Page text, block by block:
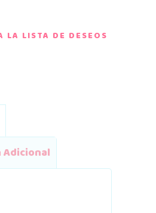
LA LISTA DE DESEOS